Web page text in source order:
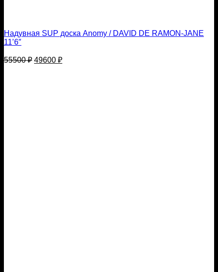
Надувная SUP доска Anomy / DAVID DE RAMON-JANE
11’6″
55500₽ Первоначальная
49600 ₽Текущая